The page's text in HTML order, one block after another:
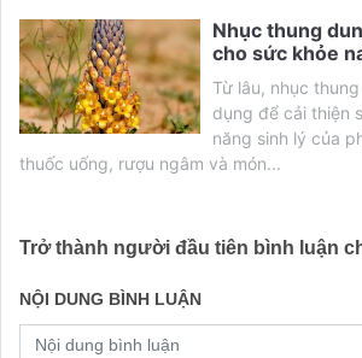
Nhục thung
cho sức khỏe
Từ lâu, nhục
dụng để cải thiện
năng sinh lý của
thuốc uống, rượu ngâm và món...
Trở thành người đầu tiên bình luận
NỘI DUNG BÌNH LUẬN